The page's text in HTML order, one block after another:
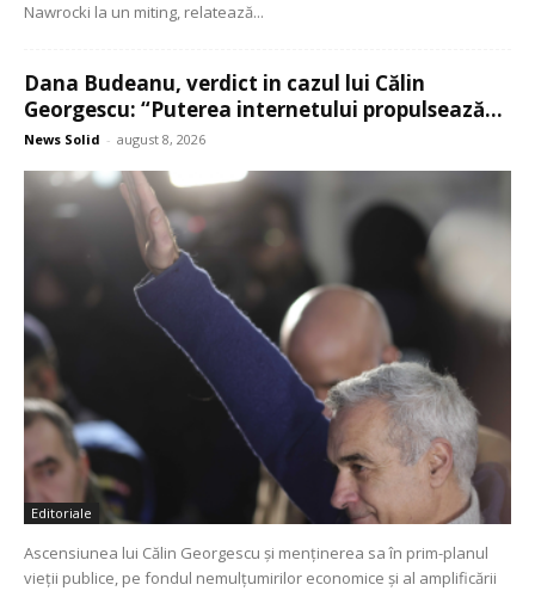
Nawrocki la un miting, relatează...
Dana Budeanu, verdict in cazul lui Călin
Georgescu: “Puterea internetului propulsează...
News Solid - august 8, 2026
Editoriale
Ascensiunea lui Călin Georgescu și menținerea sa în prim-planul
vieții publice, pe fondul nemulțumirilor economice și al amplificării